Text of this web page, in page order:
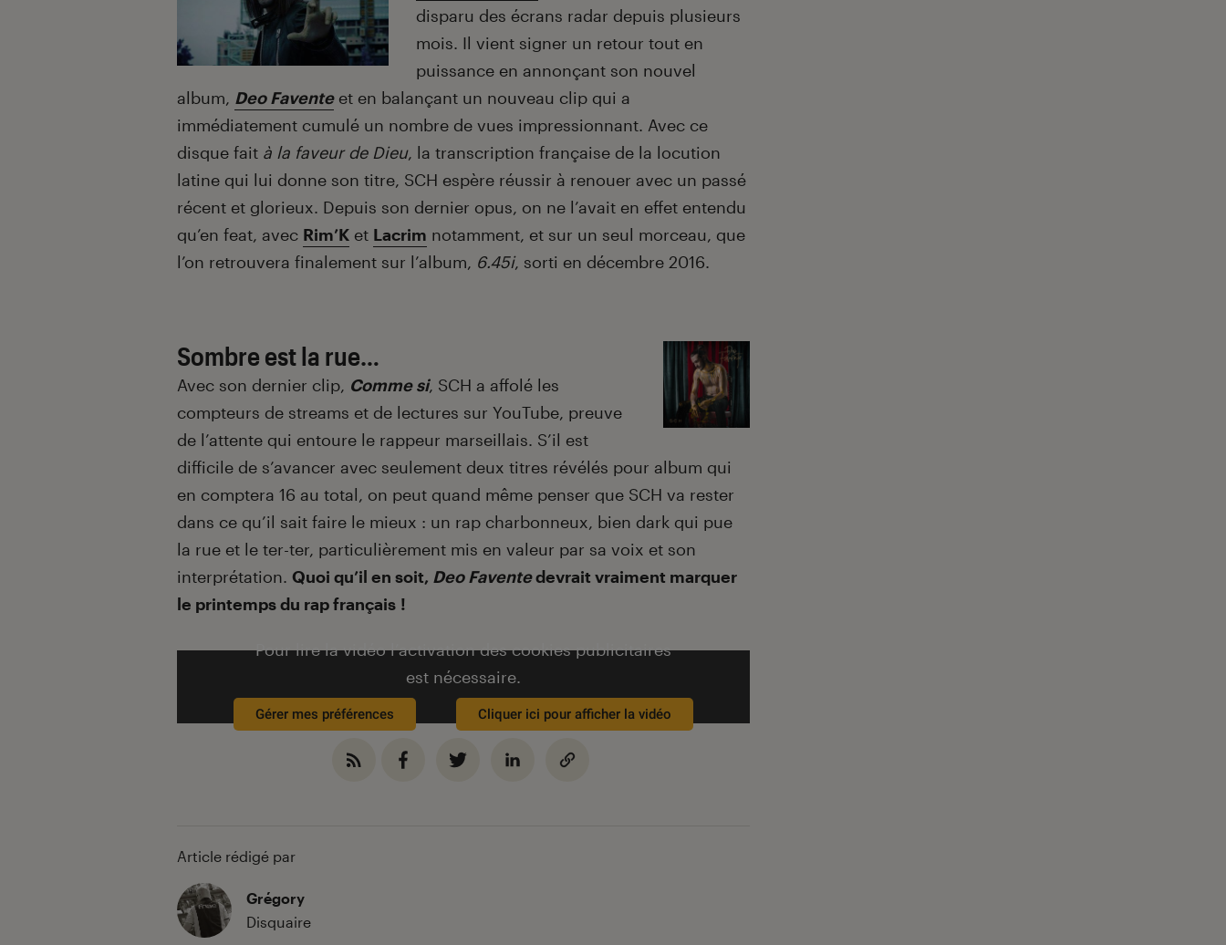
disparu des écrans radar depuis plusieurs
mois. Il vient signer un retour tout en
puissance en annonçant son nouvel
album, Deo Faventeet en balançant un nouveau clip qui a
immédiatement cumulé un nombre de vues impressionnant. Avec ce
disque fait à la faveur de Dieu, la transcription française de la locution
latine qui lui donne son titre, SCH espère réussir à renouer avec un passé
récent et glorieux. Depuis son dernier opus, on ne l’avait en effet entendu
qu’en feat, avec Rim’K et Lacrim notamment, et sur un seul morceau, que
l’on retrouvera finalement sur l’album, 6.45i, sorti en décembre 2016.
Sombre est la rue…
Avec son dernier clip, Comme si, SCH a affolé les
compteurs de streams et de lectures sur YouTube, preuve
de l’attente qui entoure le rappeur marseillais. S’il est
difficile de s’avancer avec seulement deux titres révélés pour album qui
en comptera 16 au total, on peut quand même penser que SCH va rester
dans ce qu’il sait faire le mieux : un rap charbonneux, bien dark qui pue
la rue et le ter-ter, particulièrement mis en valeur par sa voix et son
interprétation. Quoi qu’il en soit, Deo Faventedevrait vraiment marquer
le printemps du rap français !
Pour lire la vidéo l’activation des cookies publicitaires
est nécessaire.
Gérer mes préférences Cliquer ici pour afficher la vidéo
Article rédigé par
Grégory
Disquaire